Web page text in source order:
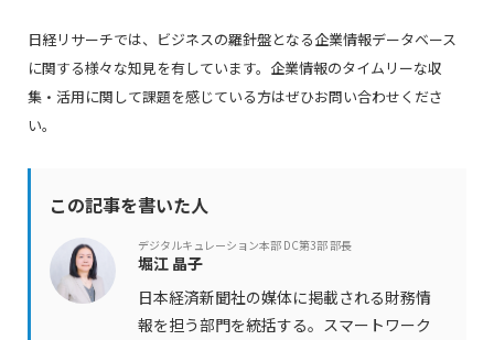
日経リサーチでは、ビジネスの羅針盤となる企業情報データベース
に関する様々な知見を有しています。企業情報のタイムリーな収
集・活用に関して課題を感じている方はぜひお問い合わせくださ
い。
この記事を書いた人
デジタルキュレーション本部 DC第3部 部長
堀江 晶子
日本経済新聞社の媒体に掲載される財務情
報を担う部門を統括する。スマートワーク